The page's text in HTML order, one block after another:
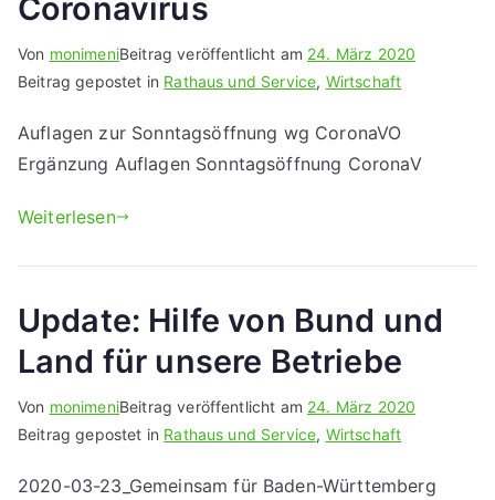
Coronavirus
Von monimeniBeitrag veröffentlicht am 24. März 2020
Beitrag gepostet in Rathaus und Service, Wirtschaft
Auflagen zur Sonntagsöffnung wg CoronaVO
Ergänzung Auflagen Sonntagsöffnung CoronaV
Weiterlesen
Update: Hilfe von Bund und
Land für unsere Betriebe
Von monimeniBeitrag veröffentlicht am 24. März 2020
Beitrag gepostet in Rathaus und Service, Wirtschaft
2020-03-23_Gemeinsam für Baden-Württemberg